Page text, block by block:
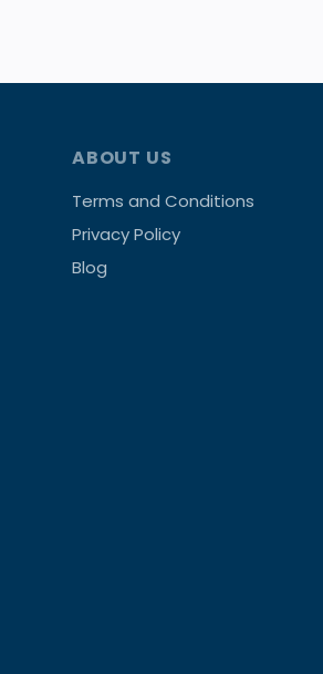
ABOUT US
Terms and Conditions
Privacy Policy
Blog